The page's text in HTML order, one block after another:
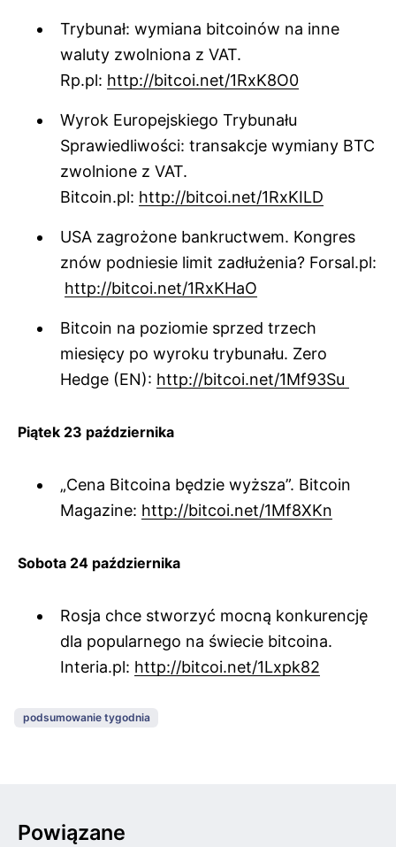
Trybunał: wymiana bitcoinów na inne
waluty zwolniona z VAT.
Rp.pl: http://bitcoi.net/1RxK8O0
Wyrok Europejskiego Trybunału
Sprawiedliwości: transakcje wymiany BTC
zwolnione z VAT.
Bitcoin.pl: http://bitcoi.net/1RxKILD
USA zagrożone bankructwem. Kongres
znów podniesie limit zadłużenia? Forsal.pl:
http://bitcoi.net/1RxKHaO
Bitcoin na poziomie sprzed trzech
miesięcy po wyroku trybunału. Zero
Hedge (EN): http://bitcoi.net/1Mf93Su
Piątek 23 października
„Cena Bitcoina będzie wyższa”. Bitcoin
Magazine: http://bitcoi.net/1Mf8XKn
Sobota 24 października
Rosja chce stworzyć mocną konkurencję
dla popularnego na świecie bitcoina.
Interia.pl: http://bitcoi.net/1Lxpk82
podsumowanie tygodnia
Powiązane